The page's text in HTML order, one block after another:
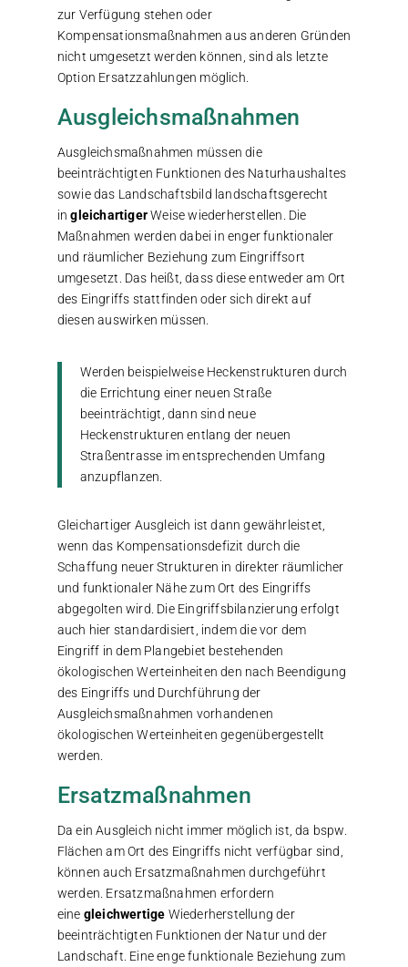
zur Verfügung stehen oder
Kompensationsmaßnahmen aus anderen Gründen
nicht umgesetzt werden können, sind als letzte
Option Ersatzzahlungen möglich.
Ausgleichsmaßnahmen
Ausgleichsmaßnahmen müssen die
beeinträchtigten Funktionen des Naturhaushaltes
sowie das Landschaftsbild landschaftsgerecht
ingleichartigerWeise wiederherstellen. Die
Maßnahmen werden dabei in enger funktionaler
und räumlicher Beziehung zum Eingriffsort
umgesetzt. Das heißt, dass diese entweder am Ort
des Eingriffs stattfinden oder sich direkt auf
diesen auswirken müssen.
Werden beispielweise Heckenstrukturen durch
die Errichtung einer neuen Straße
beeinträchtigt, dann sind neue
Heckenstrukturen entlang der neuen
Straßentrasse im entsprechenden Umfang
anzupflanzen.
Gleichartiger Ausgleich ist dann gewährleistet,
wenn das Kompensationsdefizit durch die
Schaffung neuer Strukturen in direkter räumlicher
und funktionaler Nähe zum Ort des Eingriffs
abgegolten wird. Die Eingriffsbilanzierung erfolgt
auch hier standardisiert, indem die vor dem
Eingriff in dem Plangebiet bestehenden
ökologischen Werteinheiten den nach Beendigung
des Eingriffs und Durchführung der
Ausgleichsmaßnahmen vorhandenen
ökologischen Werteinheiten gegenübergestellt
werden.
Ersatzmaßnahmen
Da ein Ausgleich nicht immer möglich ist, da bspw.
Flächen am Ort des Eingriffs nicht verfügbar sind,
können auch Ersatzmaßnahmen durchgeführt
werden. Ersatzmaßnahmen erfordern
eine gleichwertige Wiederherstellung der
beeinträchtigten Funktionen der Natur und der
Landschaft. Eine enge funktionale Beziehung zum